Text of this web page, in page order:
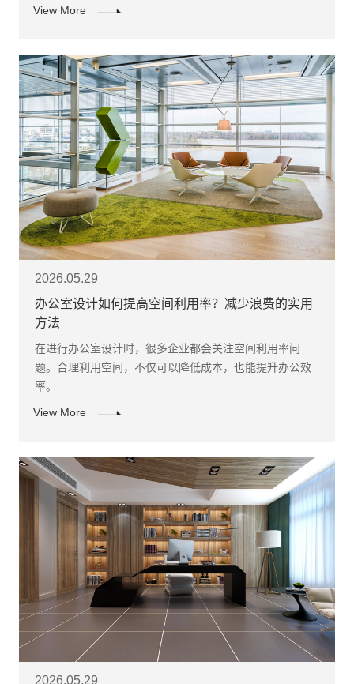
View More
2026.05.29
办公室设计如何提高空间利用率？减少浪费的实用
方法
在进行办公室设计时，很多企业都会关注空间利用率问
题。合理利用空间，不仅可以降低成本，也能提升办公效
率。
View More
2026.05.29